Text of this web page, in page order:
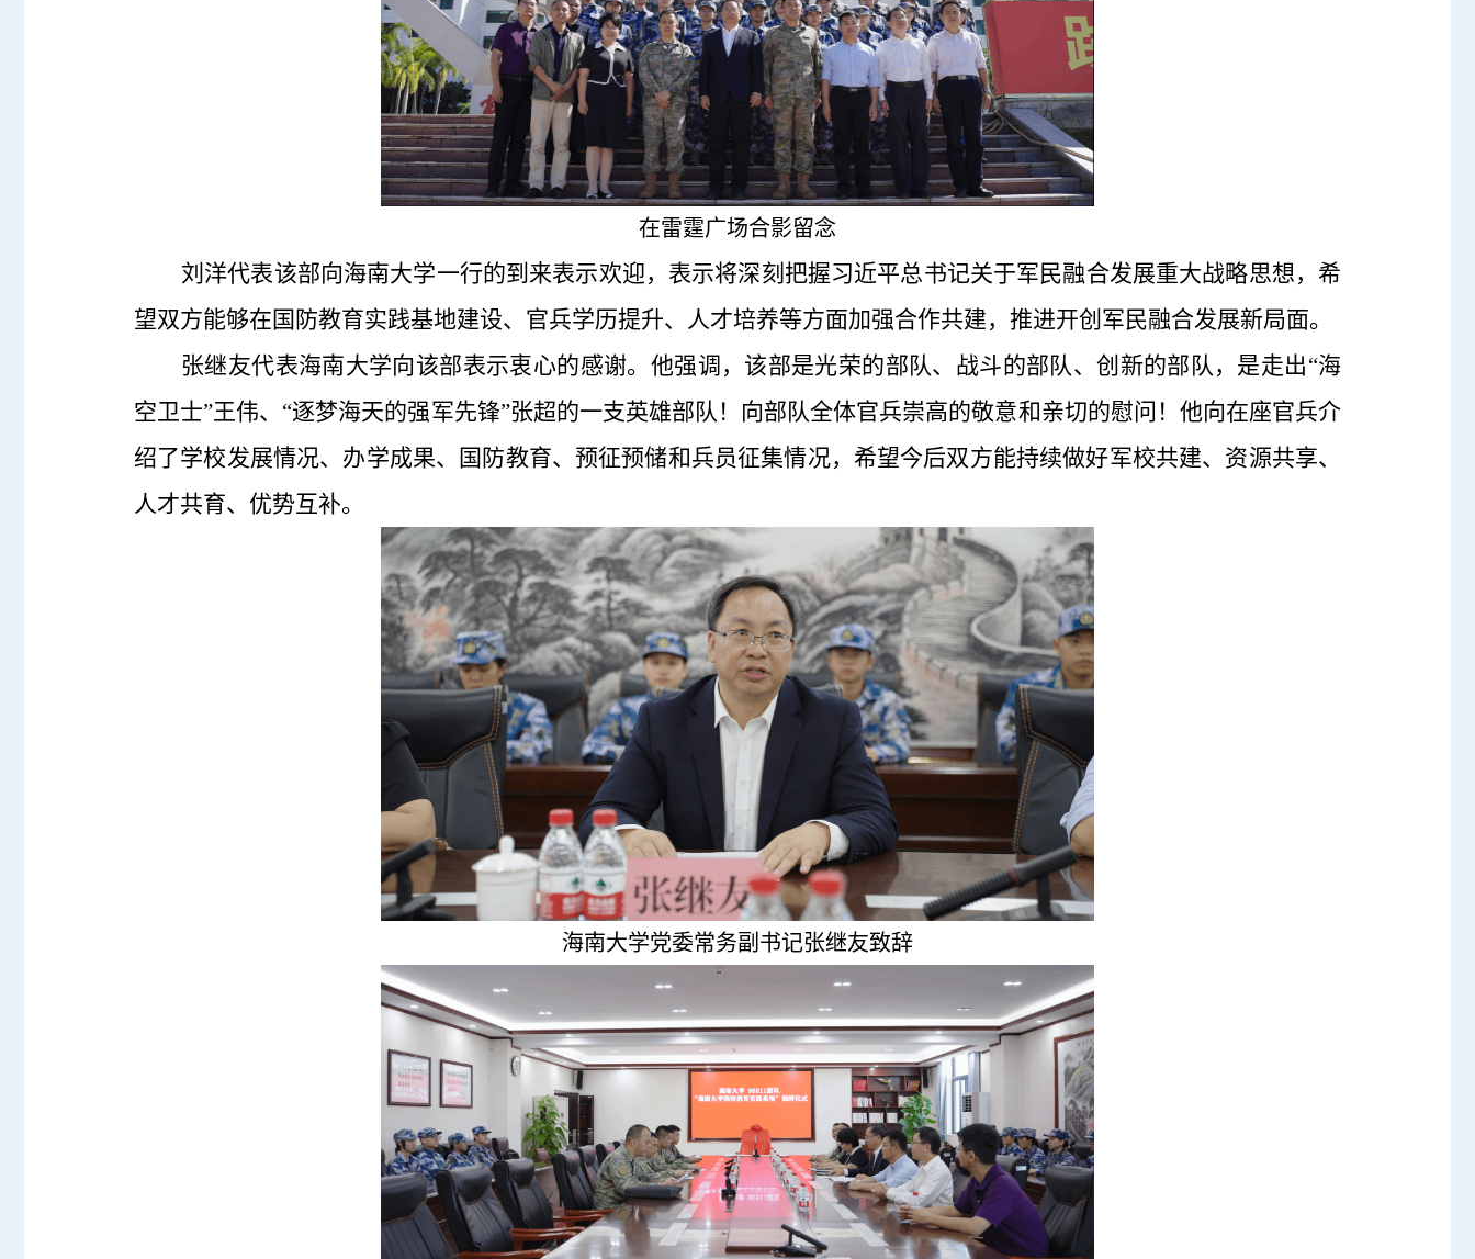
在雷霆广场合影留念
刘洋代表该部向海南大学一行的到来表示欢迎，表示将深刻把握习近平总书记关于军民融合发展重大战略思想，希
望双方能够在国防教育实践基地建设、官兵学历提升、人才培养等方面加强合作共建，推进开创军民融合发展新局面。
张继友代表海南大学向该部表示衷心的感谢。他强调，该部是光荣的部队、战斗的部队、创新的部队，是走出“海
空卫士”王伟、“逐梦海天的强军先锋”张超的一支英雄部队！向部队全体官兵崇高的敬意和亲切的慰问！他向在座官兵介
绍了学校发展情况、办学成果、国防教育、预征预储和兵员征集情况，希望今后双方能持续做好军校共建、资源共享、
人才共育、优势互补。
海南大学党委常务副书记张继友致辞